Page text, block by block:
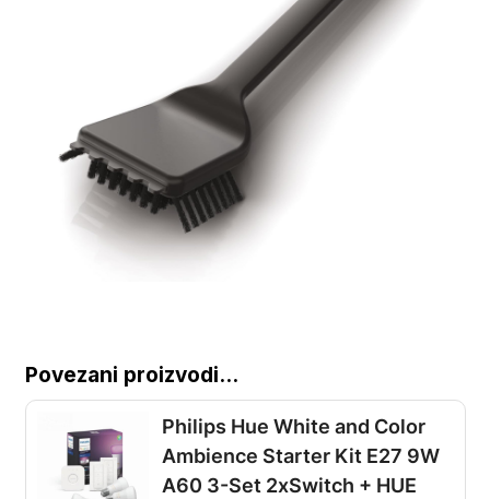
Povezani proizvodi...
Philips Hue White and Color
Ambience Starter Kit E27 9W
A60 3-Set 2xSwitch + HUE